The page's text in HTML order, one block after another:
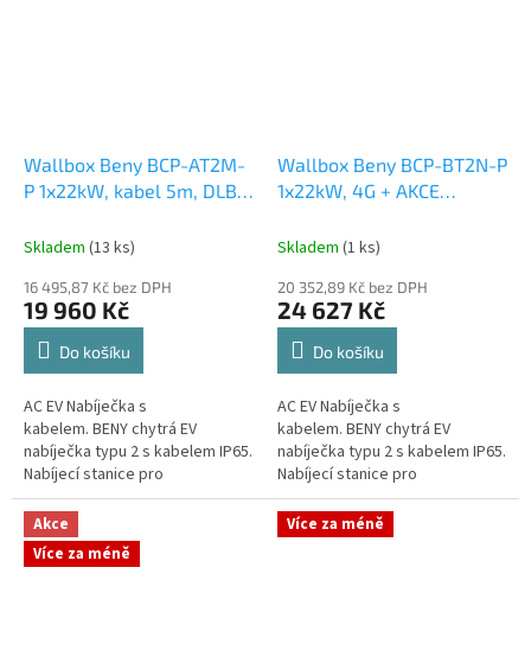
Wallbox Beny BCP-AT2M-
P 1x22kW, kabel 5m, DLB
13M/W/I FVE
Skladem (13 ks)
16 495,87 Kč bez DPH
19 960 Kč
Do košíku
AC EV Nabíječka s
kabelem. BENY chytrá EV
nabíječka typu 2 s kabelem IP65.
Nabíjecí stanice pro
elektromobily EV Wallbox CE
Certified. 3-fázový od 4.1kW do
22kW Plná...
Wallbox Beny BCP-BT2N-P
1x22kW, 4G + AKCE
Skladem (1 ks)
20 352,89 Kč bez DPH
24 627 Kč
Do košíku
AC EV Nabíječka s
kabelem. BENY chytrá EV
nabíječka typu 2 s kabelem IP65.
Nabíjecí stanice pro
elektromobily EV Wallbox CE
Certified. 3-fázový od 4.1kW do
22kW Plná...
Akce
Více za méně
Více za méně